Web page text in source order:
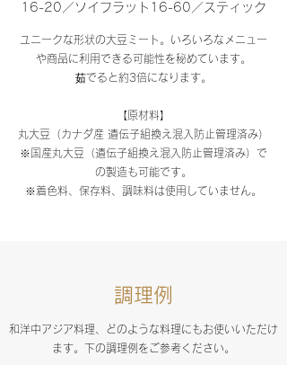
16-20／ソイフラット16-60／スティック
ユニークな形状の大豆ミート。いろいろなメニュー
や商品に利用できる可能性を秘めています。
茹でると約3倍になります。
【原材料】
丸大豆（カナダ産 遺伝子組換え混入防止管理済み）
※国産丸大豆（遺伝子組換え混入防止管理済み）で
の製造も可能です。
※着色料、保存料、調味料は使用していません。
調理例
和洋中アジア料理、どのような料理にもお使いいただけ
ます。下の調理例をご参考ください。